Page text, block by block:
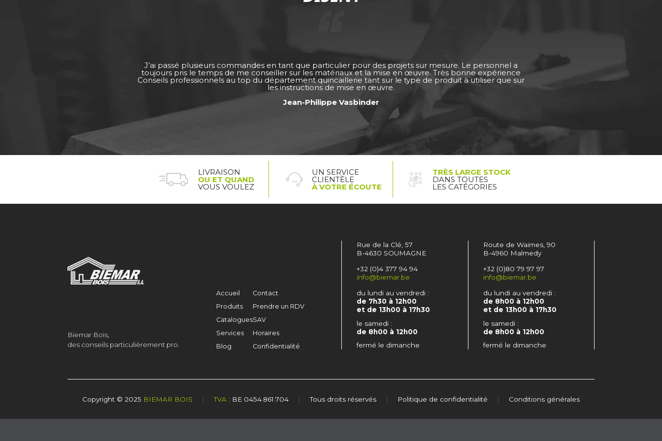
J’ai passé plusieurs commandes en tant que particulier pour des projets sur mesure. Le personnel a
toujours pris le temps de me conseiller sur les matériaux et la mise en œuvre. Très bonne expérience
Conseils professionnels au top du département quincaillerie tant sur le type de produit à utiliser que sur
les instructions de mise en œuvre.
Jean-Philippe Vasbinder
LIVRAISON
OU ET QUAND
VOUS VOULEZ
UN SERVICE
CLIENTÈLE
À VOTRE ÉCOUTE
TRÈS LARGE STOCK
DANS TOUTES
LES CATÉGORIES
Biemar Bois,
des conseils particulièrement pro.
Accueil
Produits
Catalogues
Services
Blog
Contact
Prendre un RDV
SAV
Horaires
Confidentialité
Rue de la Clé, 57
B-4630 SOUMAGNE
+32 (0)4 377 94 94
info@biemar.be
du lundi au vendredi :
de 7h30 à 12h00
et de 13h00 à 17h30
le samedi :
de 8h00 à 12h00
fermé le dimanche
Route de Waimes, 90
B-4960 Malmedy
+32 (0)80 79 97 97
info@biemar.be
du lundi au vendredi :
de 8h00 à 12h00
et de 13h00 à 17h30
le samedi :
de 8h00 à 12h00
fermé le dimanche
Copyright © 2025 BIEMAR BOIS | TVA : BE 0454.861.704 | Tous droits réservés | Politique de confidentialité | Conditions générales